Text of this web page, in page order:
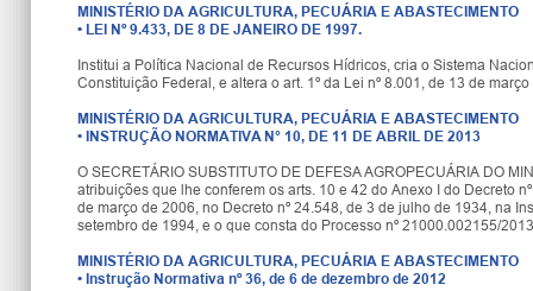
MINISTÉRIO DA AGRICULTURA, PECUÁRIA E ABASTECIMENTO
• LEI Nº 9.433, DE 8 DE JANEIRO DE 1997.
Institui a Política Nacional de Recursos Hídricos, cria o Sistema
Constituição Federal, e altera o art. 1º da Lei nº 8.001, de 13 de
MINISTÉRIO DA AGRICULTURA, PECUÁRIA E ABASTECIMENTO
• INSTRUÇÃO NORMATIVA N° 10, DE 11 DE ABRIL DE 2013
O SECRETÁRIO SUBSTITUTO DE DEFESA AGROPECUÁRIA DO
atribuições que lhe conferem os arts. 10 e 42 do Anexo I do Decreto
de março de 2006, no Decreto nº 24.548, de 3 de julho de 1934, na
setembro de 1994, e o que consta do Processo nº 21000.002155/
MINISTÉRIO DA AGRICULTURA, PECUÁRIA E ABASTECIMENTO
• Instrução Normativa nº 36, de 6 de dezembro de 2012